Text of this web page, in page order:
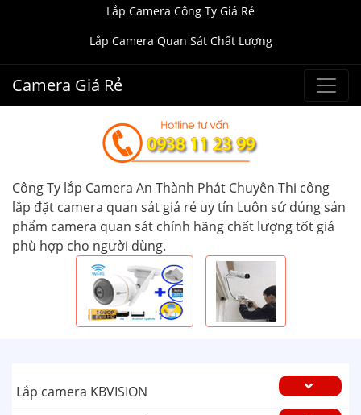
Lắp Camera Công Ty Giá Rẻ
Lắp Camera Quan Sát Chất Lượng
Camera Giá Rẻ
Công Ty lắp Camera An Thành Phát Chuyên Thi công
lắp đặt camera quan sát giá rẻ uy tín Luôn sử dủng sản
phẩm camera quan sát chính hãng chất lượng tốt giá
phù hợp cho người dùng.
Lắp camera KBVISION